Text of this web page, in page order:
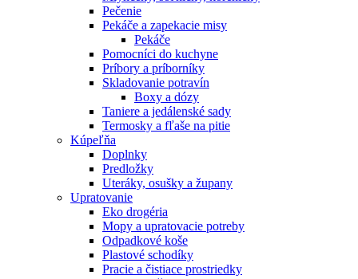
Pečenie
Pekáče a zapekacie misy
Pekáče
Pomocníci do kuchyne
Príbory a príborníky
Skladovanie potravín
Boxy a dózy
Taniere a jedálenské sady
Termosky a fľaše na pitie
Kúpeľňa
Doplnky
Predložky
Uteráky, osušky a župany
Upratovanie
Eko drogéria
Mopy a upratovacie potreby
Odpadkové koše
Plastové schodíky
Pracie a čistiace prostriedky